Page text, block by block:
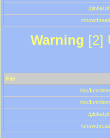
/
/
Warning [2]
File
/inc/
/inc/
/
/